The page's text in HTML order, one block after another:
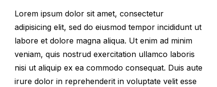
Lorem ipsum dolor sit amet, consectetur
adipisicing elit, sed do eiusmod tempor incididunt ut
labore et dolore magna aliqua. Ut enim ad minim
veniam, quis nostrud exercitation ullamco laboris
nisi ut aliquip ex ea commodo consequat. Duis aute
irure dolor in reprehenderit in voluptate velit esse